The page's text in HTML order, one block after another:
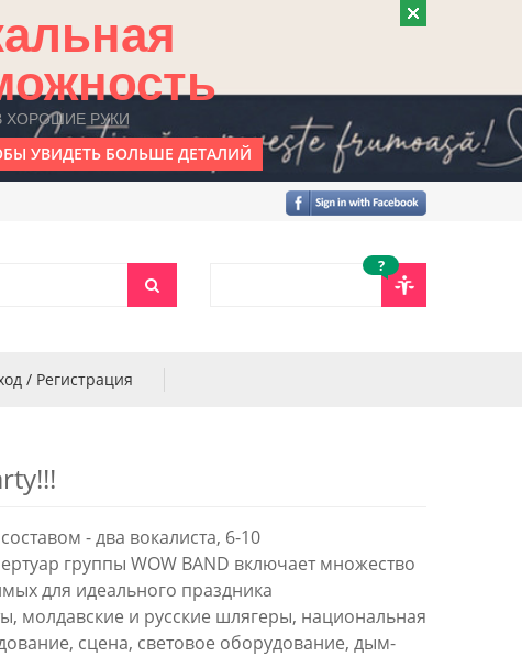
ХОРОШИЕ РУКИ
УВИДЕТЬ БОЛЬШЕ ДЕТАЛИЙ
?
/ Регистрация
- два вокалиста, 6-10
группы WOW BAND включает множество
для идеального праздника
молдавские и русские шлягеры, национальная
сцена, световое оборудование, дым-